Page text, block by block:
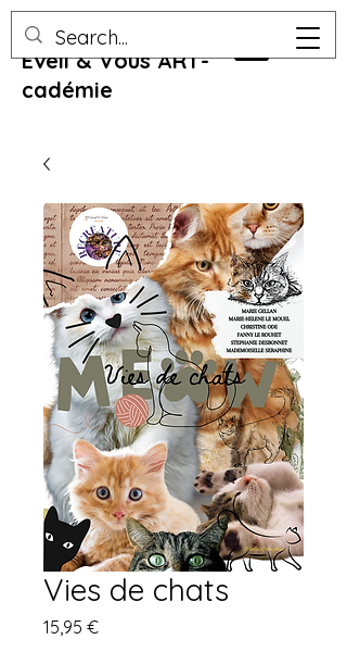
Eveil & Vous ART-
cadémie
Vies de chats
15,95 €Prix